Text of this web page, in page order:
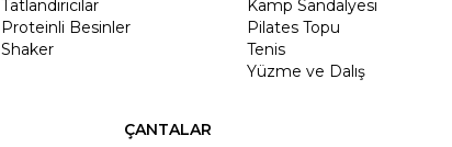
Tatlandırıcılar
Proteinli Besinler
Shaker
Kamp Sandalyesi
Pilates Topu
Tenis
Yüzme ve Dalış
ÇANTALAR